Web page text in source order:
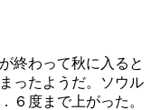
終わって秋に入ると
ったようだ。ソウル
６度まで上がった。